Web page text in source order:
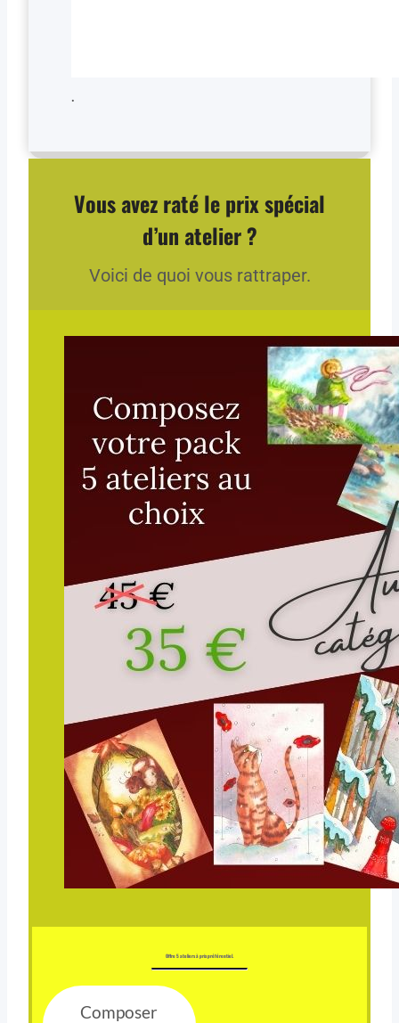
.
Vous avez raté le prix spécial
d’un atelier ?
Voici de quoi vous rattraper.
Offre 5 ateliers à prix préférentiel.
Composer